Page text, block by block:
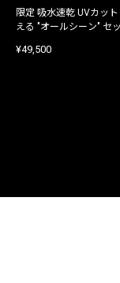
限定 吸水速乾 UVカッ
える "オールシーン" セッ
¥49,500